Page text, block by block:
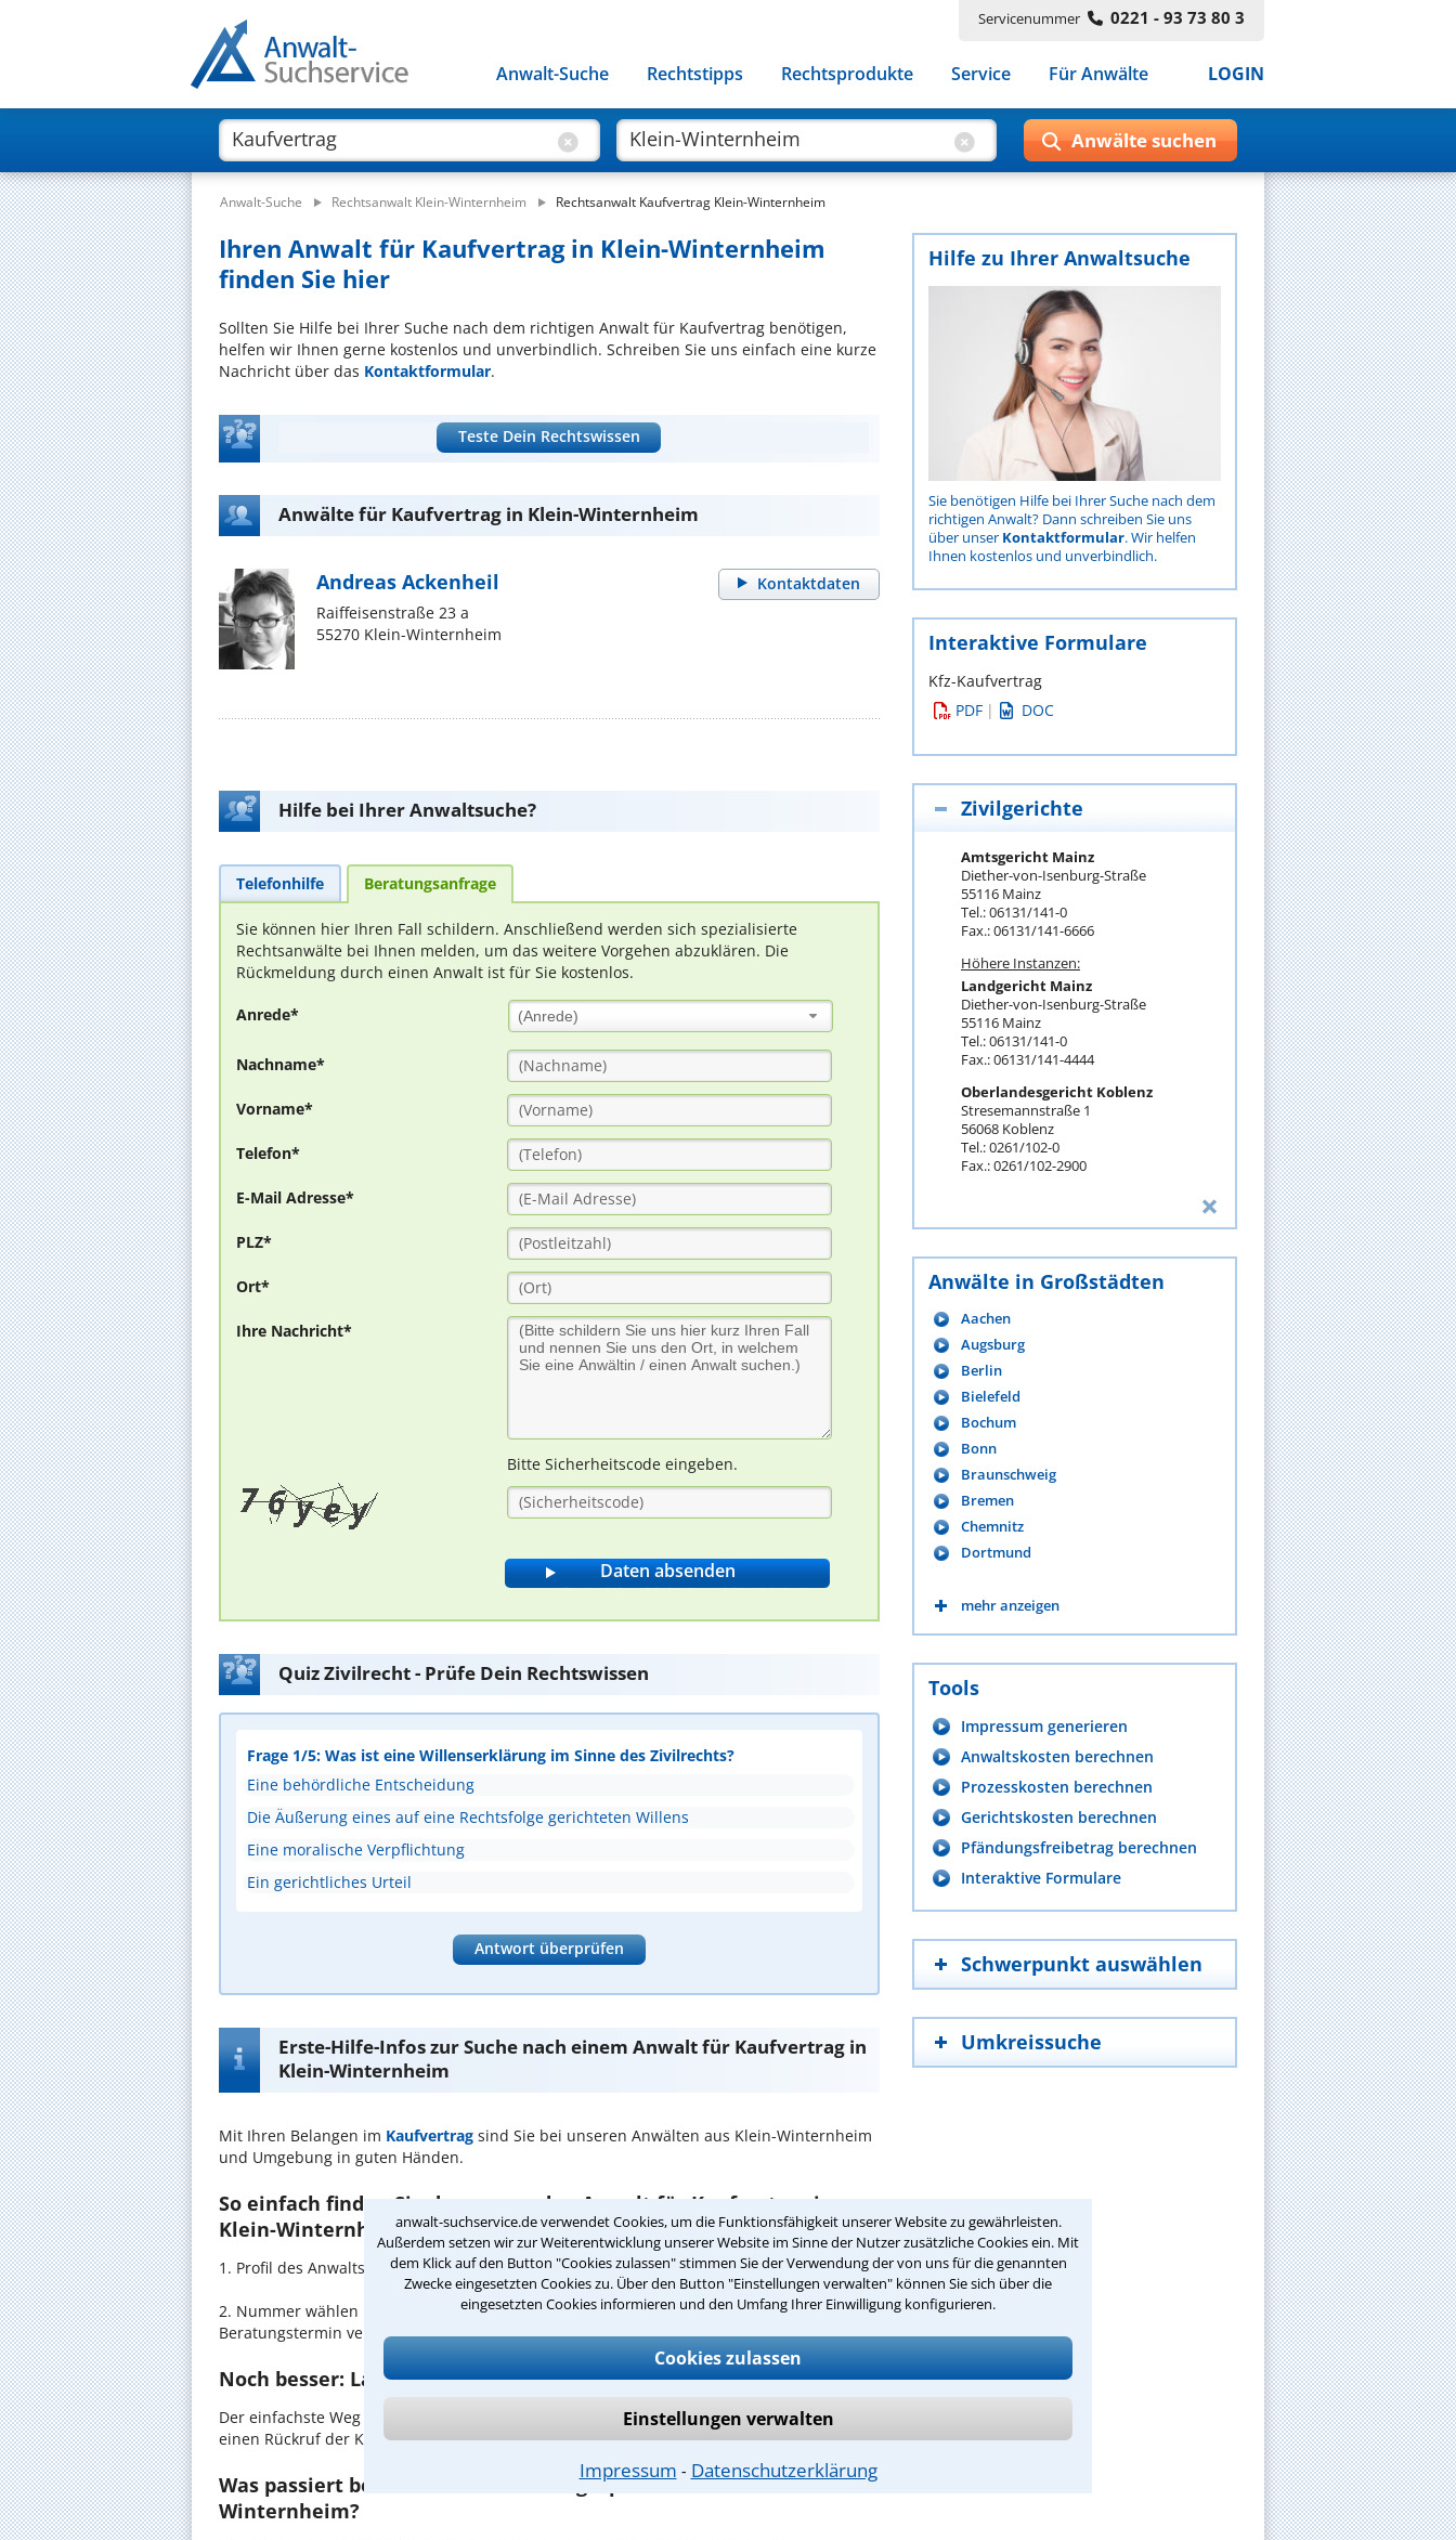
anwalt-suchservice.de verwendet Cookies, um die Funktionsfähigkeit unserer Website zu gewährleisten.
Außerdem setzen wir zur Weiterentwicklung unserer Website im Sinne der Nutzer zusätzliche Cookies ein. Mit
dem Klick auf den Button "Cookies zulassen" stimmen Sie der Verwendung der von uns für die genannten
Zwecke eingesetzten Cookies zu. Über den Button "Einstellungen verwalten" können Sie sich über die
eingesetzten Cookies informieren und den Umfang Ihrer Einwilligung konfigurieren.
Cookies zulassen
Einstellungen verwalten
Impressum ⁃ Datenschutzerklärung
Servicenummer 0221 - 93 73 80 3
Anwalt-Suche Rechtstipps Rechtsprodukte Service Für Anwälte LOGIN
Anwalt-Suche Rechtsanwalt Klein-Winternheim Rechtsanwalt Kaufvertrag Klein-Winternheim
Ihren Anwalt für Kaufvertrag in Klein-Winternheim
finden Sie hier
Sollten Sie Hilfe bei Ihrer Suche nach dem richtigen Anwalt für Kaufvertrag benötigen,
helfen wir Ihnen gerne kostenlos und unverbindlich. Schreiben Sie uns einfach eine kurze
Nachricht über das Kontaktformular.
Teste Dein Rechtswissen
Anwälte für Kaufvertrag in Klein-Winternheim
Kontaktdaten
Andreas Ackenheil
Raiffeisenstraße 23 a
55270 Klein-Winternheim
Hilfe bei Ihrer Anwaltsuche?
Telefonhilfe Beratungsanfrage
Sie können hier Ihren Fall schildern. Anschließend werden sich spezialisierte
Rechtsanwälte bei Ihnen melden, um das weitere Vorgehen abzuklären. Die
Rückmeldung durch einen Anwalt ist für Sie kostenlos.
Anrede* (Anrede)
Nachname*
Vorname*
Telefon*
E-Mail Adresse*
PLZ*
Ort*
Ihre Nachricht*
Bitte Sicherheitscode eingeben.
Quiz Zivilrecht - Prüfe Dein Rechtswissen
Frage 1/5: Was ist eine Willenserklärung im Sinne des Zivilrechts?
Eine behördliche Entscheidung
Die Äußerung eines auf eine Rechtsfolge gerichteten Willens
Eine moralische Verpflichtung
Ein gerichtliches Urteil
Antwort überprüfen
Erste-Hilfe-Infos zur Suche nach einem Anwalt für Kaufvertrag in
Klein-Winternheim
Mit Ihren Belangen im Kaufvertrag sind Sie bei unseren Anwälten aus Klein-Winternheim
und Umgebung in guten Händen.
So einfach finden Sie den passenden Anwalt für Kaufvertrag in
Klein-Winternheim:
1. Profil des Anwalts für Kaufvertrag in Ihrer Umgebung auswählen
2. Nummer wählen und direkt mit der Kanzlei in Klein-Winternheim einen
Beratungstermin vereinbaren
Noch besser: Lassen Sie sich zurückrufen
Der einfachste Weg zum Anwalt in Klein-Winternheim ist es, über unser Kontaktformular
einen Rückruf der Kanzlei anzufordern - probieren Sie es gleich aus.
Was passiert beim anwaltlichen Erstgespräch in Klein-
Winternheim?
Hilfe zu Ihrer Anwaltsuche
Sie benötigen Hilfe bei Ihrer Suche nach dem
richtigen Anwalt? Dann schreiben Sie uns
über unser Kontaktformular. Wir helfen
Ihnen kostenlos und unverbindlich.
Interaktive Formulare
Kfz-Kaufvertrag
PDF | DOC
Zivilgerichte
Amtsgericht Mainz
Diether-von-Isenburg-Straße
55116 Mainz
Tel.: 06131/141-0
Fax.: 06131/141-6666
Höhere Instanzen:
Landgericht Mainz
Diether-von-Isenburg-Straße
55116 Mainz
Tel.: 06131/141-0
Fax.: 06131/141-4444
Oberlandesgericht Koblenz
Stresemannstraße 1
56068 Koblenz
Tel.: 0261/102-0
Fax.: 0261/102-2900
Anwälte in Großstädten
Aachen
Augsburg
Berlin
Bielefeld
Bochum
Bonn
Braunschweig
Bremen
Chemnitz
Dortmund
mehr anzeigen
Tools
Impressum generieren
Anwaltskosten berechnen
Prozesskosten berechnen
Gerichtskosten berechnen
Pfändungsfreibetrag berechnen
Interaktive Formulare
Schwerpunkt auswählen
Umkreissuche